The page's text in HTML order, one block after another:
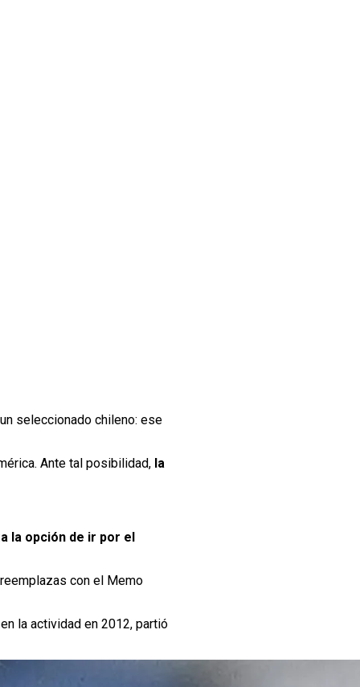
seleccionado chileno: ese
Ante tal posibilidad, la
la opción de ir por el
con el Memo
la actividad en 2012, partió